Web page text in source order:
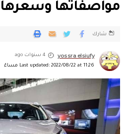
مواصفاتها وسعرها
Last updated: 2022/08/22 at 11:26 مساءً
yossra elsiufy 4 سنوات ago
شارك